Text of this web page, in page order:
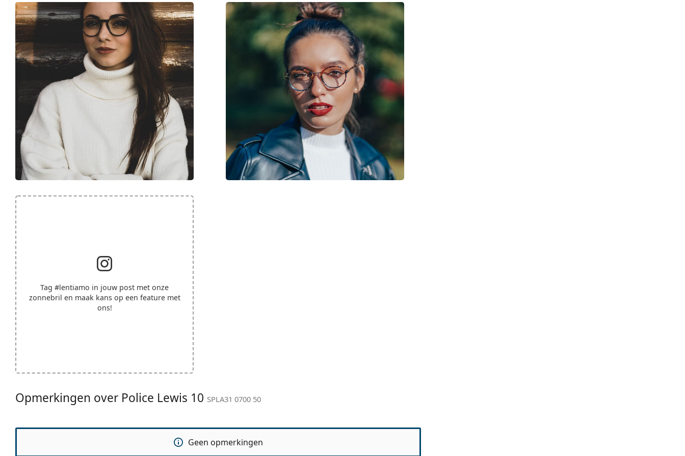
Tag #lentiamo in jouw post met onze
zonnebril en maak kans op een feature met
ons!
Opmerkingen over Police Lewis 10 SPLA31 0700 50
Geen opmerkingen